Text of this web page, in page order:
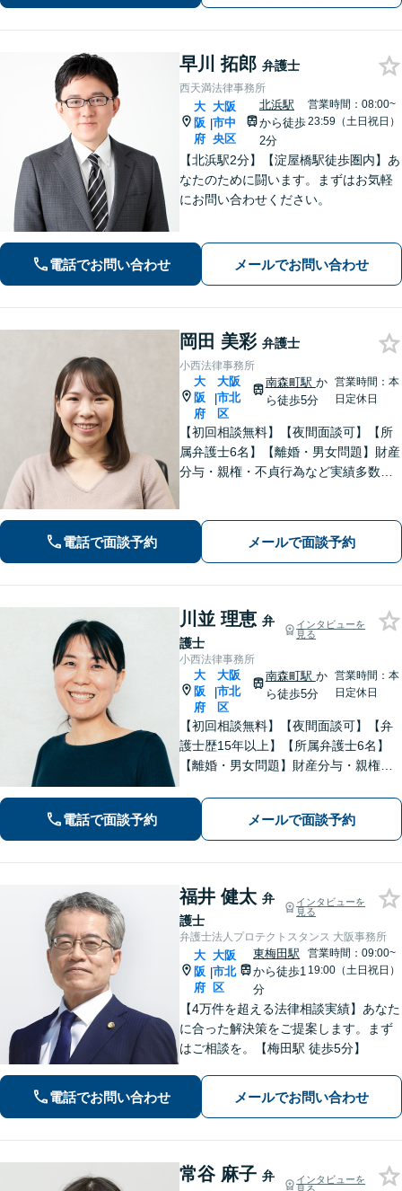
面談可】【法テラス利用可】
早川 拓郎 弁護士
西天満法律事務所
大
阪
府
|
大阪
市中
央区
北浜駅
から徒歩
2分
営業時間：08:00~
23:59（土日祝日）
【北浜駅2分】【淀屋橋駅徒歩圏内】あ
なたのために闘います。まずはお気軽
にお問い合わせください。
電話でお問い合わせ メールでお問い合わせ
岡田 美彩 弁護士
小西法律事務所
大
阪
府
|
大阪
市北
区
南森町駅 か
ら徒歩5分
営業時間：本
日定休日
【初回相談無料】【夜間面談可】【所
属弁護士6名】【離婚・男女問題】財産
分与・親権・不貞行為など実績多数。
働・雇用】労働者側・企業側どちらも
対応可。【完全個室対応】
電話で面談予約 メールで面談予約
川並 理恵 弁
護士
インタビューを
見る
小西法律事務所
大
阪
府
|
大阪
市北
区
南森町駅 か
ら徒歩5分
営業時間：本
日定休日
【初回相談無料】【夜間面談可】【弁
護士歴15年以上】【所属弁護士6名】
【離婚・男女問題】財産分与・親権・
言】遺産分割・遺言書作成・民事信託
など幅広く対応可。【企業法務】企業
の顧問対応多数。
電話で面談予約 メールで面談予約
福井 健太 弁
護士
インタビューを
見る
弁護士法人プロテクトスタンス 大阪事務所
大
阪
府
|
大阪
市北
区
東梅田駅
から徒歩1
分
営業時間：09:00~
19:00（土日祝日）
【4万件を超える法律相談実績】あなた
に合った解決策をご提案します。まず
はご相談を。【梅田駅 徒歩5分】
電話でお問い合わせ メールでお問い合わせ
常谷 麻子 弁
インタビューを